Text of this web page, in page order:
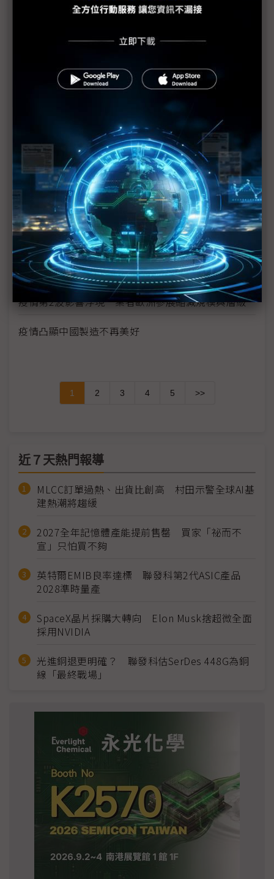
PCB產業加班需求與法規衝突待解決
蘋果示警下修1Q20財測 RF元件與記憶體供應商也
美日韓等42國一致同意 強化半導體技術出口管制
（Daily Issue）供應鏈全球化重新布局 中國世界工
手機供應鏈砍單已不可免 台系IC設計2Q業績承壓
疫情衝擊5G手機短期出貨 超薄型FoD封測放量延至
供需趨緊造成短期漲價 華新科非中國廠區稼動率滿
華為晶片自主阻力一波波 轉單中芯營運風險增
疫情第2波影響浮現 業者歐洲參展縮減規模與層級
疫情凸顯中國製造不再美好
1 2 3 4 5 >>
近７天熱門報導
MLCC訂單過熱、出貨比創高 村田示警全球AI基
建熱潮將趨緩
2027全年記憶體產能提前售罄 買家「祕而不
宣」只怕買不夠
英特爾EMIB良率達標 聯發科第2代ASIC產品
2028準時量產
SpaceX晶片採購大轉向 Elon Musk捨超微全面
採用NVIDIA
光進銅退更明確？ 聯發科估SerDes 448G為銅
線「最終戰場」